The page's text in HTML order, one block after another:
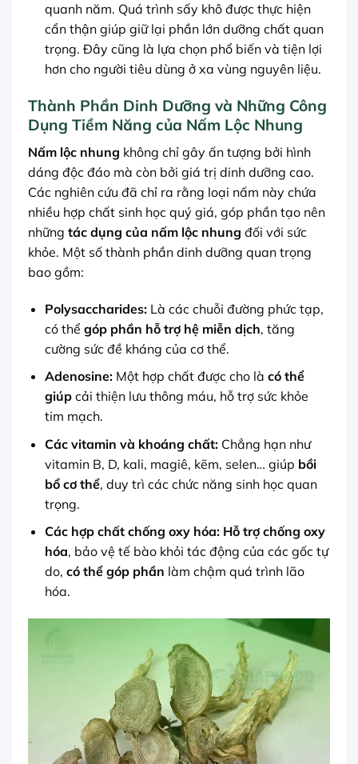
quanh năm. Quá trình sấy khô được thực hiện
cẩn thận giúp giữ lại phần lớn dưỡng chất quan
trọng. Đây cũng là lựa chọn phổ biến và tiện lợi
hơn cho người tiêu dùng ở xa vùng nguyên liệu.
Thành Phần Dinh Dưỡng và Những Công
Dụng Tiềm Năng của Nấm Lộc Nhung
Nấm lộc nhung không chỉ gây ấn tượng bởi hình
dáng độc đáo mà còn bởi giá trị dinh dưỡng cao.
Các nghiên cứu đã chỉ ra rằng loại nấm này chứa
nhiều hợp chất sinh học quý giá, góp phần tạo nên
những tác dụng của nấm lộc nhung đối với sức
khỏe. Một số thành phần dinh dưỡng quan trọng
bao gồm:
Polysaccharides:Là các chuỗi đường phức tạp,
có thể góp phần hỗ trợ hệ miễn dịch, tăng
cường sức đề kháng của cơ thể.
Adenosine:Một hợp chất được cho là có thể
giúpcải thiện lưu thông máu, hỗ trợ sức khỏe
tim mạch.
Các vitamin và khoáng chất:Chẳng hạn như
vitamin B, D, kali, magiê, kẽm, selen… giúp bồi
bổ cơ thể, duy trì các chức năng sinh học quan
trọng.
Các hợp chất chống oxy hóa: Hỗ trợ chống oxy
hóa, bảo vệ tế bào khỏi tác động của các gốc tự
do, có thể góp phần làm chậm quá trình lão
hóa.